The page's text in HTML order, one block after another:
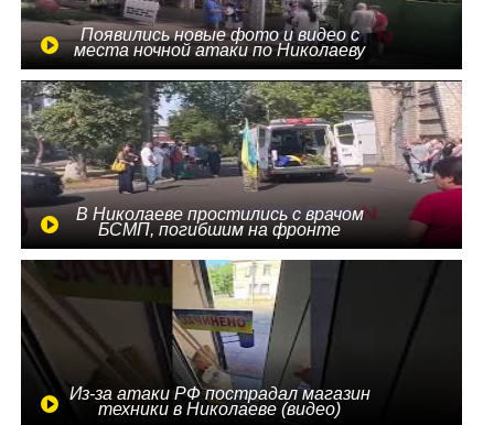
Появились новые фото и видео с
места ночной атаки по Николаеву
В Николаеве простились с врачом
БСМП, погибшим на фронте
Из-за атаки РФ пострадал магазин
техники в Николаеве (видео)